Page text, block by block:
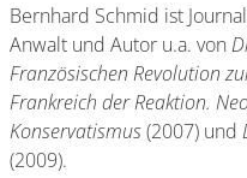
Bernhard Schmid ist
Anwalt und Autor u.a. von
Französischen Revolution
Frankreich der Reaktion.
Konservatismus(2007) und
(2009).